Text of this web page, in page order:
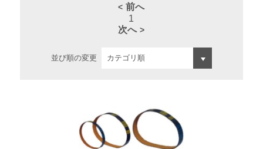
前へ
1
次へ
並び順の変更